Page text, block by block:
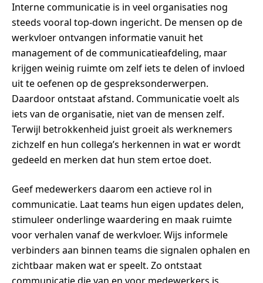
Interne communicatie is in veel organisaties nog
steeds vooral top-down ingericht. De mensen op de
werkvloer ontvangen informatie vanuit het
management of de communicatieafdeling, maar
krijgen weinig ruimte om zelf iets te delen of invloed
uit te oefenen op de gespreksonderwerpen.
Daardoor ontstaat afstand. Communicatie voelt als
iets van de organisatie, niet van de mensen zelf.
Terwijl betrokkenheid juist groeit als werknemers
zichzelf en hun collega’s herkennen in wat er wordt
gedeeld en merken dat hun stem ertoe doet.
Geef medewerkers daarom een actieve rol in
communicatie. Laat teams hun eigen updates delen,
stimuleer onderlinge waardering en maak ruimte
voor verhalen vanaf de werkvloer. Wijs informele
verbinders aan binnen teams die signalen ophalen en
zichtbaar maken wat er speelt. Zo ontstaat